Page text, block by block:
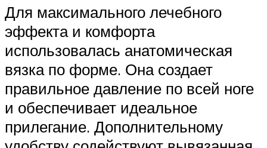
Для максимального лечебного
эффекта и комфорта
использовалась анатомическая
вязка по форме. Она создает
правильное давление по всей ноге
и обеспечивает идеальное
прилегание. Дополнительному